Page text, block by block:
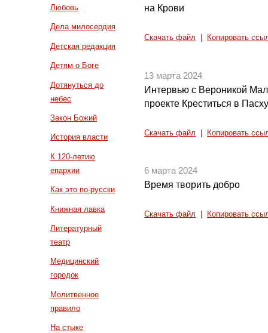
Любовь
Дела милосердия
Детская редакция
Детям о Боге
Дотянуться до
небес
Закон Божий
История власти
К 120-летию
епархии
Как это по-русски
Книжная лавка
Литературный
театр
Медицинский
городок
Молитвенное
правило
На стыке
на Крови
Скачать файл Копировать
13 марта 2024
Интервью с Вероникой
проекте Креститься в
Скачать файл Копировать
6 марта 2024
Время творить добро
Скачать файл Копировать